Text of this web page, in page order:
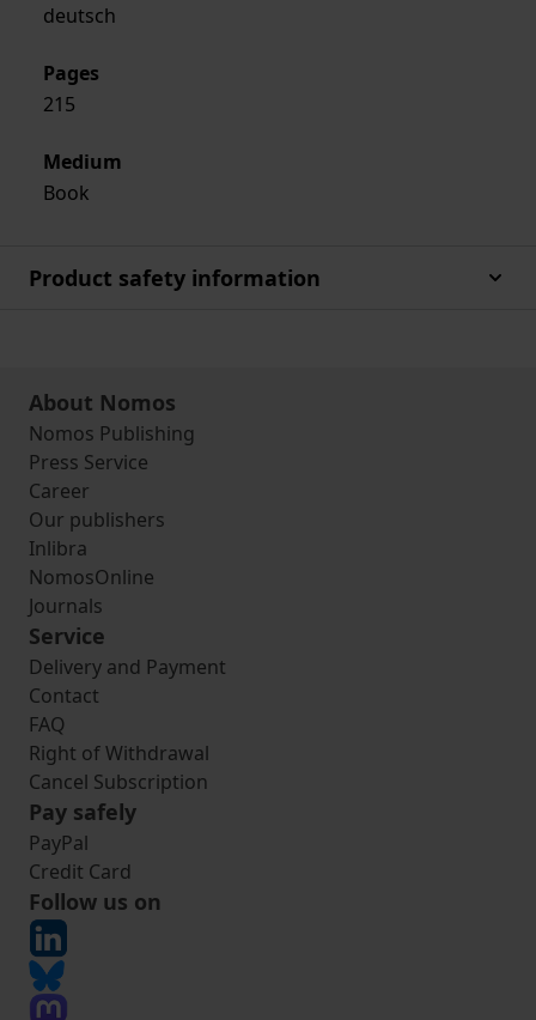
deutsch
Pages
215
Medium
Book
Product safety information
About Nomos
Nomos Publishing
Press Service
Career
Our publishers
Inlibra
NomosOnline
Journals
Service
Delivery and Payment
Contact
FAQ
Right of Withdrawal
Cancel Subscription
Pay safely
PayPal
Credit Card
Follow us on